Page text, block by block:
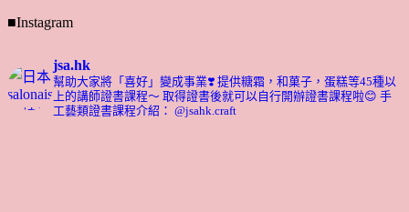
■Instagram
jsa.hk
幫助大家將「喜好」變成事業❣️ 提供糖霜，和菓子，蛋糕等45種以
上的講師證書課程～ 取得證書後就可以自行開辦證書課程啦😊 手
工藝類證書課程介紹： @jsahk.craft